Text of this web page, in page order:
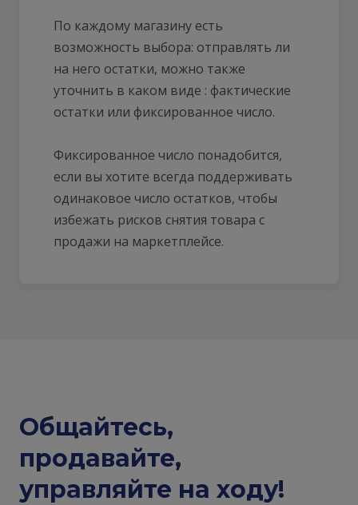
По каждому магазину есть
возможность выбора: отправлять ли
на него остатки, можно также
уточнить в каком виде : фактические
остатки или фиксированное число.
Фиксированное число понадобится,
если вы хотите всегда поддерживать
одинаковое число остатков, чтобы
избежать рисков снятия товара с
продажи на маркетплейсе.
Общайтесь,
продавайте,
управляйте на ходу!